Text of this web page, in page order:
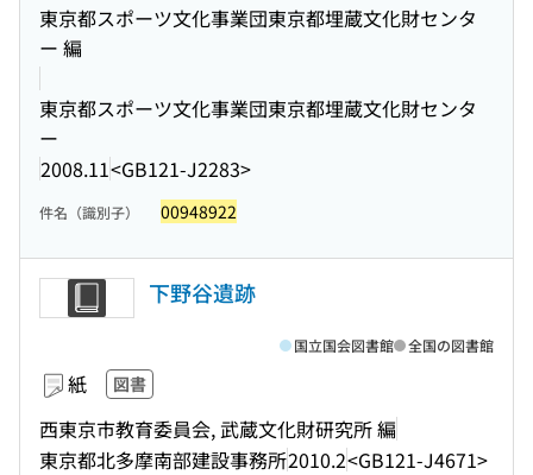
東京都スポーツ文化事業団東京都埋蔵文化財センタ
ー 編
東京都スポーツ文化事業団東京都埋蔵文化財センタ
ー
2008.11<GB121-J2283>
件名（識別子） 00948922
下野谷遺跡
紙 図書
西東京市教育委員会, 武蔵文化財研究所 編
東京都北多摩南部建設事務所2010.2<GB121-J4671>
国立国会図書館 全国の図書館